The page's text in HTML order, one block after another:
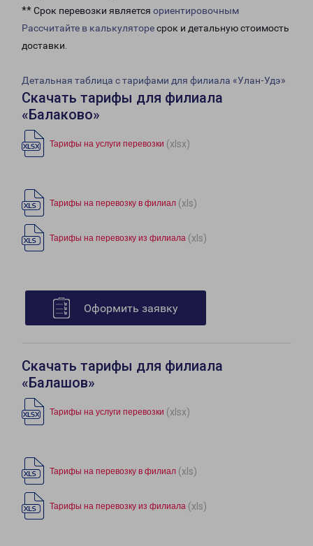
** Срок перевозки является ориентировочным
Рассчитайте в калькуляторесрок и детальную стоимость
доставки.
Детальная таблица с тарифами для филиала «Улан-Удэ»
Скачать тарифы для филиала
«Балаково»
Тарифы на услуги перевозки (xlsx)
Тарифы на перевозку в филиал (xls)
Тарифы на перевозку из филиала (xls)
Оформить заявку
Скачать тарифы для филиала
«Балашов»
Тарифы на услуги перевозки (xlsx)
Тарифы на перевозку в филиал (xls)
Тарифы на перевозку из филиала (xls)